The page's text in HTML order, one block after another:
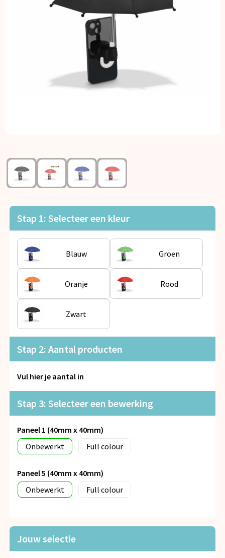
Kinderen, Peuters en Baby's
Klokken, horloges en weerstations
Lampen en Gereedschap
Reisbenodigdheden
Schrijfwaren
Sleutelhangers en Lanyards
Snoepgoed
Spellen voor binnen en buiten
Veiligheid, Auto en Fiets
Vrije tijd en Strand
Anti-stress
Stap 1: Selecteer een kleur
Blauw Groen
Oranje Rood
Zwart
Stap 2: Aantal producten
Vul hier je aantal in
Stap 3: Selecteer een bewerking
Paneel 1 (40mm x 40mm)
Onbewerkt
Full colour
Paneel 5 (40mm x 40mm)
Onbewerkt
Full colour
Jouw selectie